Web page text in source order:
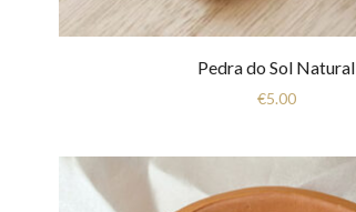
Pedra do Sol Natural
€5.00